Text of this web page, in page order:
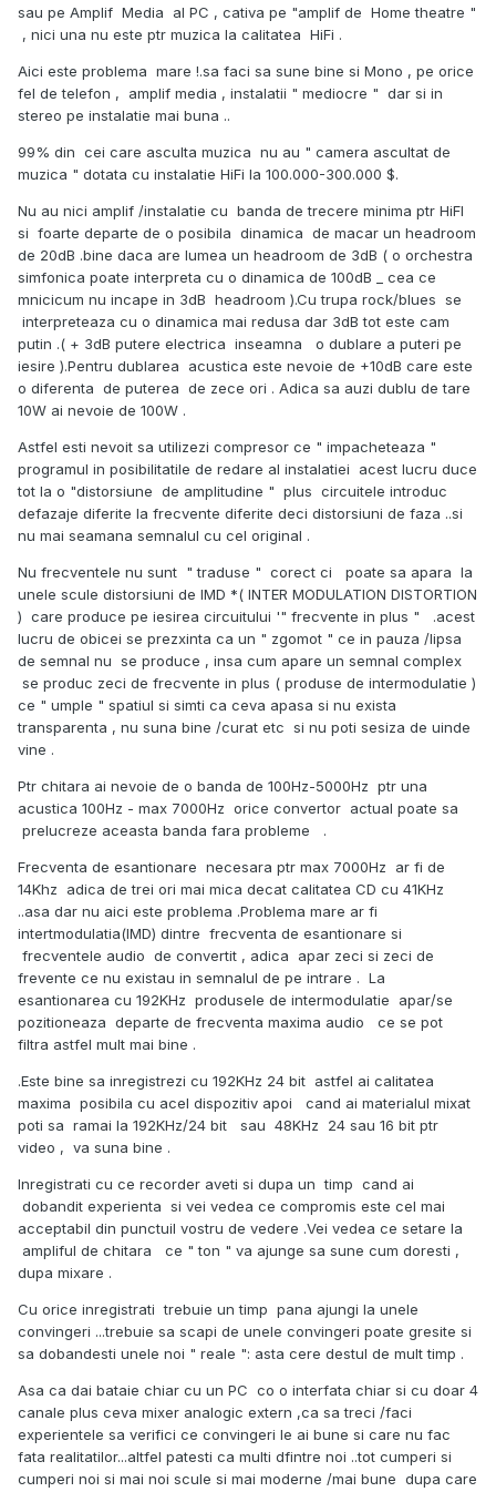
sau pe Amplif Media al PC , cativa pe "amplif de Home theatre "
, nici una nu este ptr muzica la calitatea HiFi .
Aici este problema mare !.sa faci sa sune bine si Mono , pe orice
fel de telefon , amplif media , instalatii " mediocre " dar si in
stereo pe instalatie mai buna ..
99% din cei care asculta muzica nu au " camera ascultat de
muzica " dotata cu instalatie HiFi la 100.000-300.000 $.
Nu au nici amplif /instalatie cu banda de trecere minima ptr HiFI
si foarte departe de o posibila dinamica de macar un headroom
de 20dB .bine daca are lumea un headroom de 3dB ( o orchestra
simfonica poate interpreta cu o dinamica de 100dB _ cea ce
mnicicum nu incape in 3dB headroom ).Cu trupa rock/blues se
interpreteaza cu o dinamica mai redusa dar 3dB tot este cam
putin .( + 3dB putere electrica inseamna o dublare a puteri pe
iesire ).Pentru dublarea acustica este nevoie de +10dB care este
o diferenta de puterea de zece ori . Adica sa auzi dublu de tare
10W ai nevoie de 100W .
Astfel esti nevoit sa utilizezi compresor ce " impacheteaza "
programul in posibilitatile de redare al instalatiei acest lucru duce
tot la o "distorsiune de amplitudine " plus circuitele introduc
defazaje diferite la frecvente diferite deci distorsiuni de faza ..si
nu mai seamana semnalul cu cel original .
Nu frecventele nu sunt " traduse " corect ci poate sa apara la
unele scule distorsiuni de IMD *( INTER MODULATION DISTORTION
) care produce pe iesirea circuitului '" frecvente in plus " .acest
lucru de obicei se prezxinta ca un " zgomot " ce in pauza /lipsa
de semnal nu se produce , insa cum apare un semnal complex
se produc zeci de frecvente in plus ( produse de intermodulatie )
ce " umple " spatiul si simti ca ceva apasa si nu exista
transparenta , nu suna bine /curat etc si nu poti sesiza de uinde
vine .
Ptr chitara ai nevoie de o banda de 100Hz-5000Hz ptr una
acustica 100Hz - max 7000Hz orice convertor actual poate sa
prelucreze aceasta banda fara probleme .
Frecventa de esantionare necesara ptr max 7000Hz ar fi de
14Khz adica de trei ori mai mica decat calitatea CD cu 41KHz
..asa dar nu aici este problema .Problema mare ar fi
intertmodulatia(IMD) dintre frecventa de esantionare si
frecventele audio de convertit , adica apar zeci si zeci de
frevente ce nu existau in semnalul de pe intrare . La
esantionarea cu 192KHz produsele de intermodulatie apar/se
pozitioneaza departe de frecventa maxima audio ce se pot
filtra astfel mult mai bine .
.Este bine sa inregistrezi cu 192KHz 24 bit astfel ai calitatea
maxima posibila cu acel dispozitiv apoi cand ai materialul mixat
poti sa ramai la 192KHz/24 bit sau 48KHz 24 sau 16 bit ptr
video , va suna bine .
Inregistrati cu ce recorder aveti si dupa un timp cand ai
dobandit experienta si vei vedea ce compromis este cel mai
acceptabil din punctuil vostru de vedere .Vei vedea ce setare la
ampliful de chitara ce " ton " va ajunge sa sune cum doresti ,
dupa mixare .
Cu orice inregistrati trebuie un timp pana ajungi la unele
convingeri ...trebuie sa scapi de unele convingeri poate gresite si
sa dobandesti unele noi " reale ": asta cere destul de mult timp .
Asa ca dai bataie chiar cu un PC co o interfata chiar si cu doar 4
canale plus ceva mixer analogic extern ,ca sa treci /faci
experientele sa verifici ce convingeri le ai bune si care nu fac
fata realitatilor...altfel patesti ca multi dfintre noi ..tot cumperi si
cumperi noi si mai noi scule si mai moderne /mai bune dupa care